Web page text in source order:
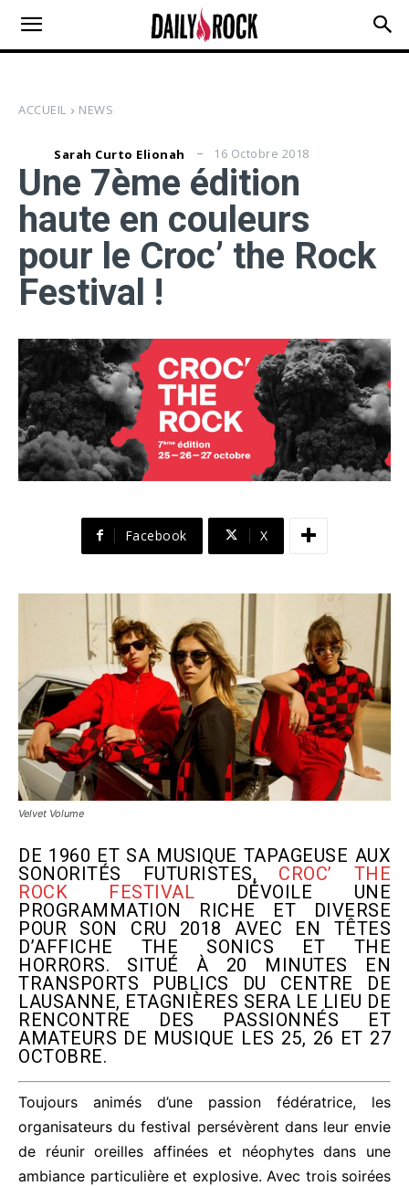
ACCUEIL NEWS
Sarah Curto Elionah 16 Octobre 2018
Une 7ème édition
haute en couleurs
pour le Croc’ the Rock
Festival !
Facebook X
Velvet Volume
DE 1960 ET SA MUSIQUE TAPAGEUSE AUX
SONORITÉS FUTURISTES, CROC’ THE
ROCK FESTIVAL DÉVOILE UNE
PROGRAMMATION RICHE ET DIVERSE
POUR SON CRU 2018 AVEC EN TÊTES
D’AFFICHE THE SONICS ET THE
HORRORS. SITUÉ À 20 MINUTES EN
TRANSPORTS PUBLICS DU CENTRE DE
LAUSANNE, ETAGNIÈRES SERA LE LIEU DE
RENCONTRE DES PASSIONNÉS ET
AMATEURS DE MUSIQUE LES 25, 26 ET 27
OCTOBRE.
Toujours animés d’une passion fédératrice, les
organisateurs du festival persévèrent dans leur envie
de réunir oreilles affinées et néophytes dans une
ambiance particulière et explosive. Avec trois soirées